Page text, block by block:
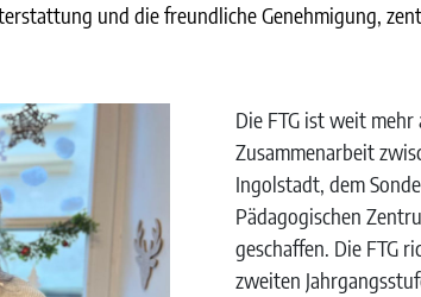
und die freundliche Genehmigung,
Die FTG ist weit
Zusammenarbeit
Ingolstadt, dem
Pädagogischen
geschaffen. Die FTG
zweiten